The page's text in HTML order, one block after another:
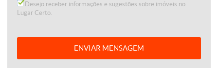
Desejo receber informações e sugestões sobre imóveis no
Lugar Certo.
ENVIAR MENSAGEM